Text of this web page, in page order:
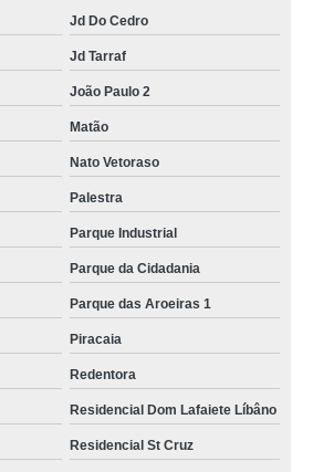
Jd Do Cedro
Jd Tarraf
João Paulo 2
Matão
Nato Vetoraso
Palestra
Parque Industrial
Parque da Cidadania
Parque das Aroeiras 1
Piracaia
Redentora
Residencial Dom Lafaiete Líbâno
Residencial St Cruz